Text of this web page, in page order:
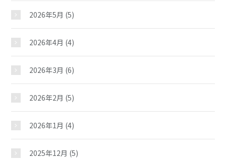
2026年5月 (5)
2026年4月 (4)
2026年3月 (6)
2026年2月 (5)
2026年1月 (4)
2025年12月 (5)